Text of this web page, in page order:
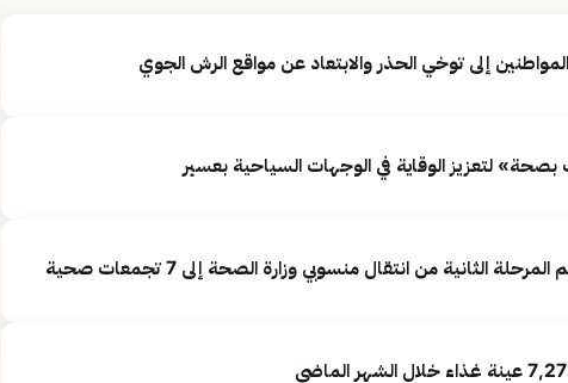
إلى توخي الحذر والابتعاد عن مواقع الرش الجوي
لتعزيز الوقاية في الوجهات السياحية بعسير
الثانية من انتقال منسوبي وزارة الصحة إلى 7 تجمعات صحية